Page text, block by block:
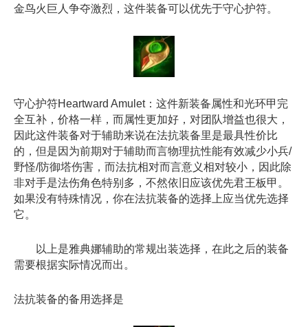
金鸟火巨人争夺激烈，这件装备可以优先于守心护符。
守心护符Heartward Amulet：这件新装备属性和光环甲完
全互补，价格一样，而属性更加好，对团队增益也很大，
因此这件装备对于辅助来说在法抗装备里是最具性价比
的，但是因为前期对于辅助而言物理抗性能有效减少小兵/
野怪/防御塔伤害，而法抗相对而言意义相对较小，因此除
非对手是法伤角色特别多，不然依旧应该优先君王板甲。
如果没有特殊情况，你在法抗装备的选择上应当优先选择
它。
以上是雅典娜辅助的常规出装选择，在此之后的装备
需要根据实际情况而出。
法抗装备的备用选择是